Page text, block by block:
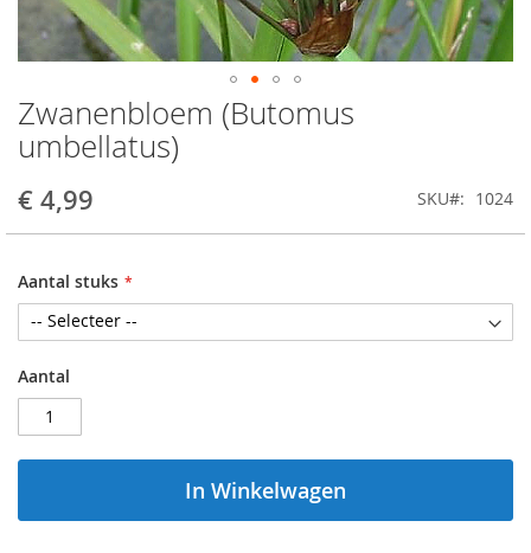
Zwanenbloem (Butomus
umbellatus)
€ 4,99 SKU 1024
Aantal stuks
Aantal
In Winkelwagen
Ga
naar
het
van
gallerij